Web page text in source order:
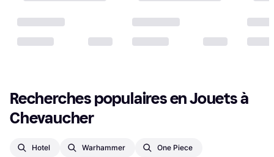
Recherches populaires en Jouets à
Chevaucher
Hotel Warhammer One Piece